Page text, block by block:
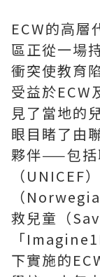
ECW的高層
區正從一場
衝突使教育
受益於ECW
見了當地的
眼目睹了由
夥伴——包括
（UNICEF
（
救兒童（
「
下實施的